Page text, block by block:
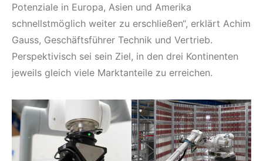
Potenziale in Europa, Asien und Amerika
schnellstmöglich weiter zu erschließen“, erklärt Achim
Gauss, Geschäftsführer Technik und Vertrieb.
Perspektivisch sei sein Ziel, in den drei Kontinenten
jeweils gleich viele Marktanteile zu erreichen.